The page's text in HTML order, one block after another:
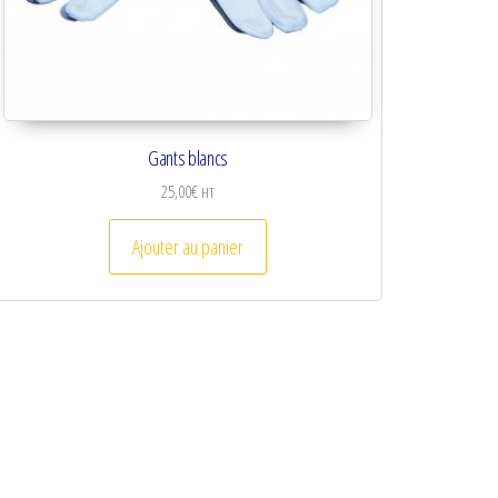
Les options peuvent être choisies sur la page du produit
Gants blancs
25,00€ HT
Ajouter au panier